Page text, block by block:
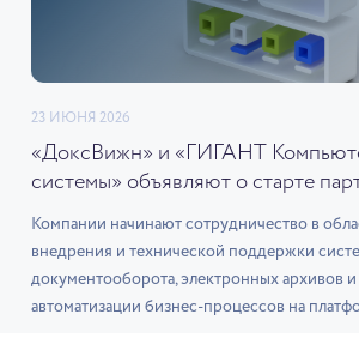
23 ИЮНЯ 2026
«ДоксВижн» и «ГИГАНТ
системы» объявляют о старте
Компании начинают сотрудничество в
внедрения и технической поддержки
документооборота, электронных архивов
автоматизации бизнес-процессов на